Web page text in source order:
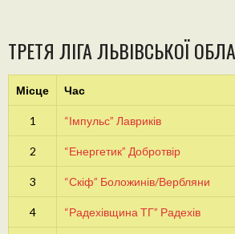
ТРЕТЯ ЛІГА ЛЬВІВСЬКОЇ
Місце Час
1 “Імпульс” Лавриків
2 “Енергетик” Добротвір
3 “Скіф” Боложинів/Вербляни
4 “Радехівщина ТГ” Радехів